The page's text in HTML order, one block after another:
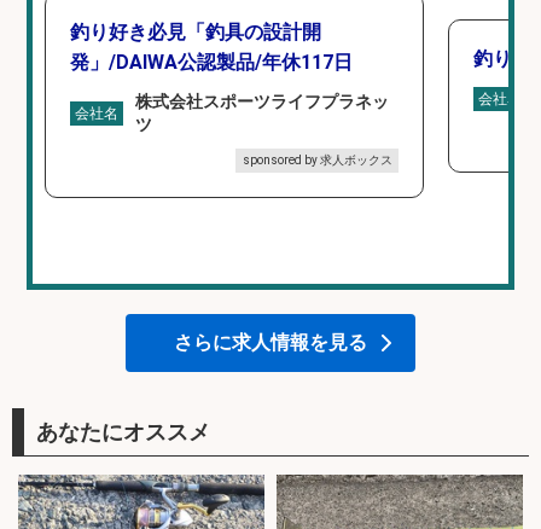
釣り好き必見「釣具の設計開
発」/DAIWA公認製品/年休117日
会社名
株式会社スポーツライフプラネッ
ツ
sponsored by 求人ボックス
釣り具
会社名
さらに求人情報を見る
あなたにオススメ